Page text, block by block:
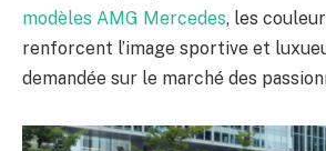
modèles AMG Mercedes, les
renforcent l’image sportive et
demandée sur le marché des